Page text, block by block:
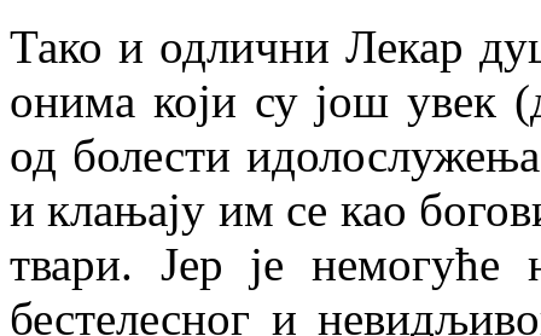
Тако и одлични Лекар
онима који су још увек
од болести
и клањају им се као
твари. Јер је немогуће
бестелесног и